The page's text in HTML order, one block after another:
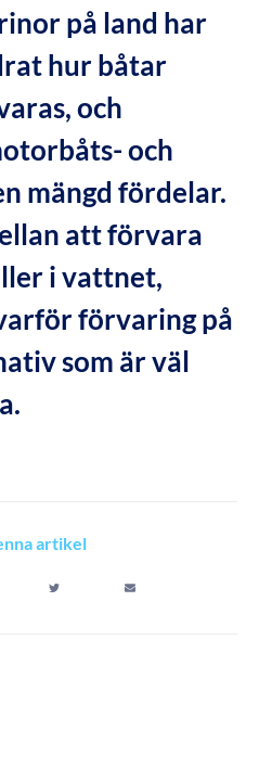
på land har
hur båtar
och
och
mängd fördelar.
att förvara
i vattnet,
förvaring på
som är väl
artikel